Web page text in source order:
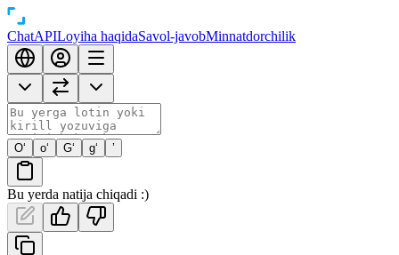
ChatAPILoyiha haqidaSavol-javobMinnatdorchilik
O‘ o‘ G‘ g‘ ’
Bu yerda natija chiqadi :)